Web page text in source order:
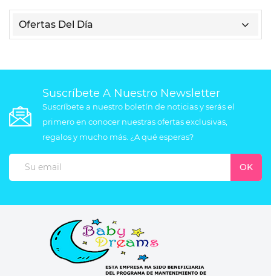
Ofertas Del Día
Suscríbete A Nuestro Newsletter
Suscríbete a nuestro boletín de noticias y serás el
primero en conocer nuestras ofertas exclusivas,
regalos y mucho más. ¿A qué esperas?